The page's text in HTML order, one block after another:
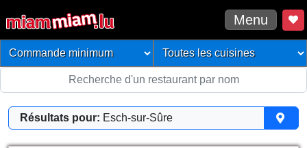
Menu
Résultats pour: Esch-sur-Sûre